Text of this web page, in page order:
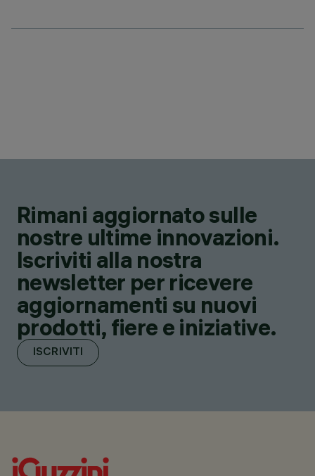
Rimani aggiornato sulle
nostre ultime innovazioni.
Iscriviti alla nostra
newsletter per ricevere
aggiornamenti su nuovi
prodotti, fiere e iniziative.
ISCRIVITI